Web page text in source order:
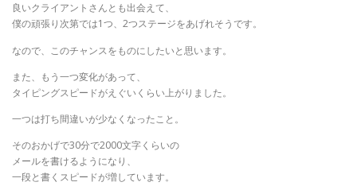
良いクライアントさんとも出会えて、
僕の頑張り次第では1つ、2つステージをあげれそうです。
なので、このチャンスをものにしたいと思います。
また、もう一つ変化があって、
タイピングスピードがえぐいくらい上がりました。
一つは打ち間違いが少なくなったこと。
そのおかげで30分で2000文字くらいの
メールを書けるようになり、
一段と書くスピードが増しています。